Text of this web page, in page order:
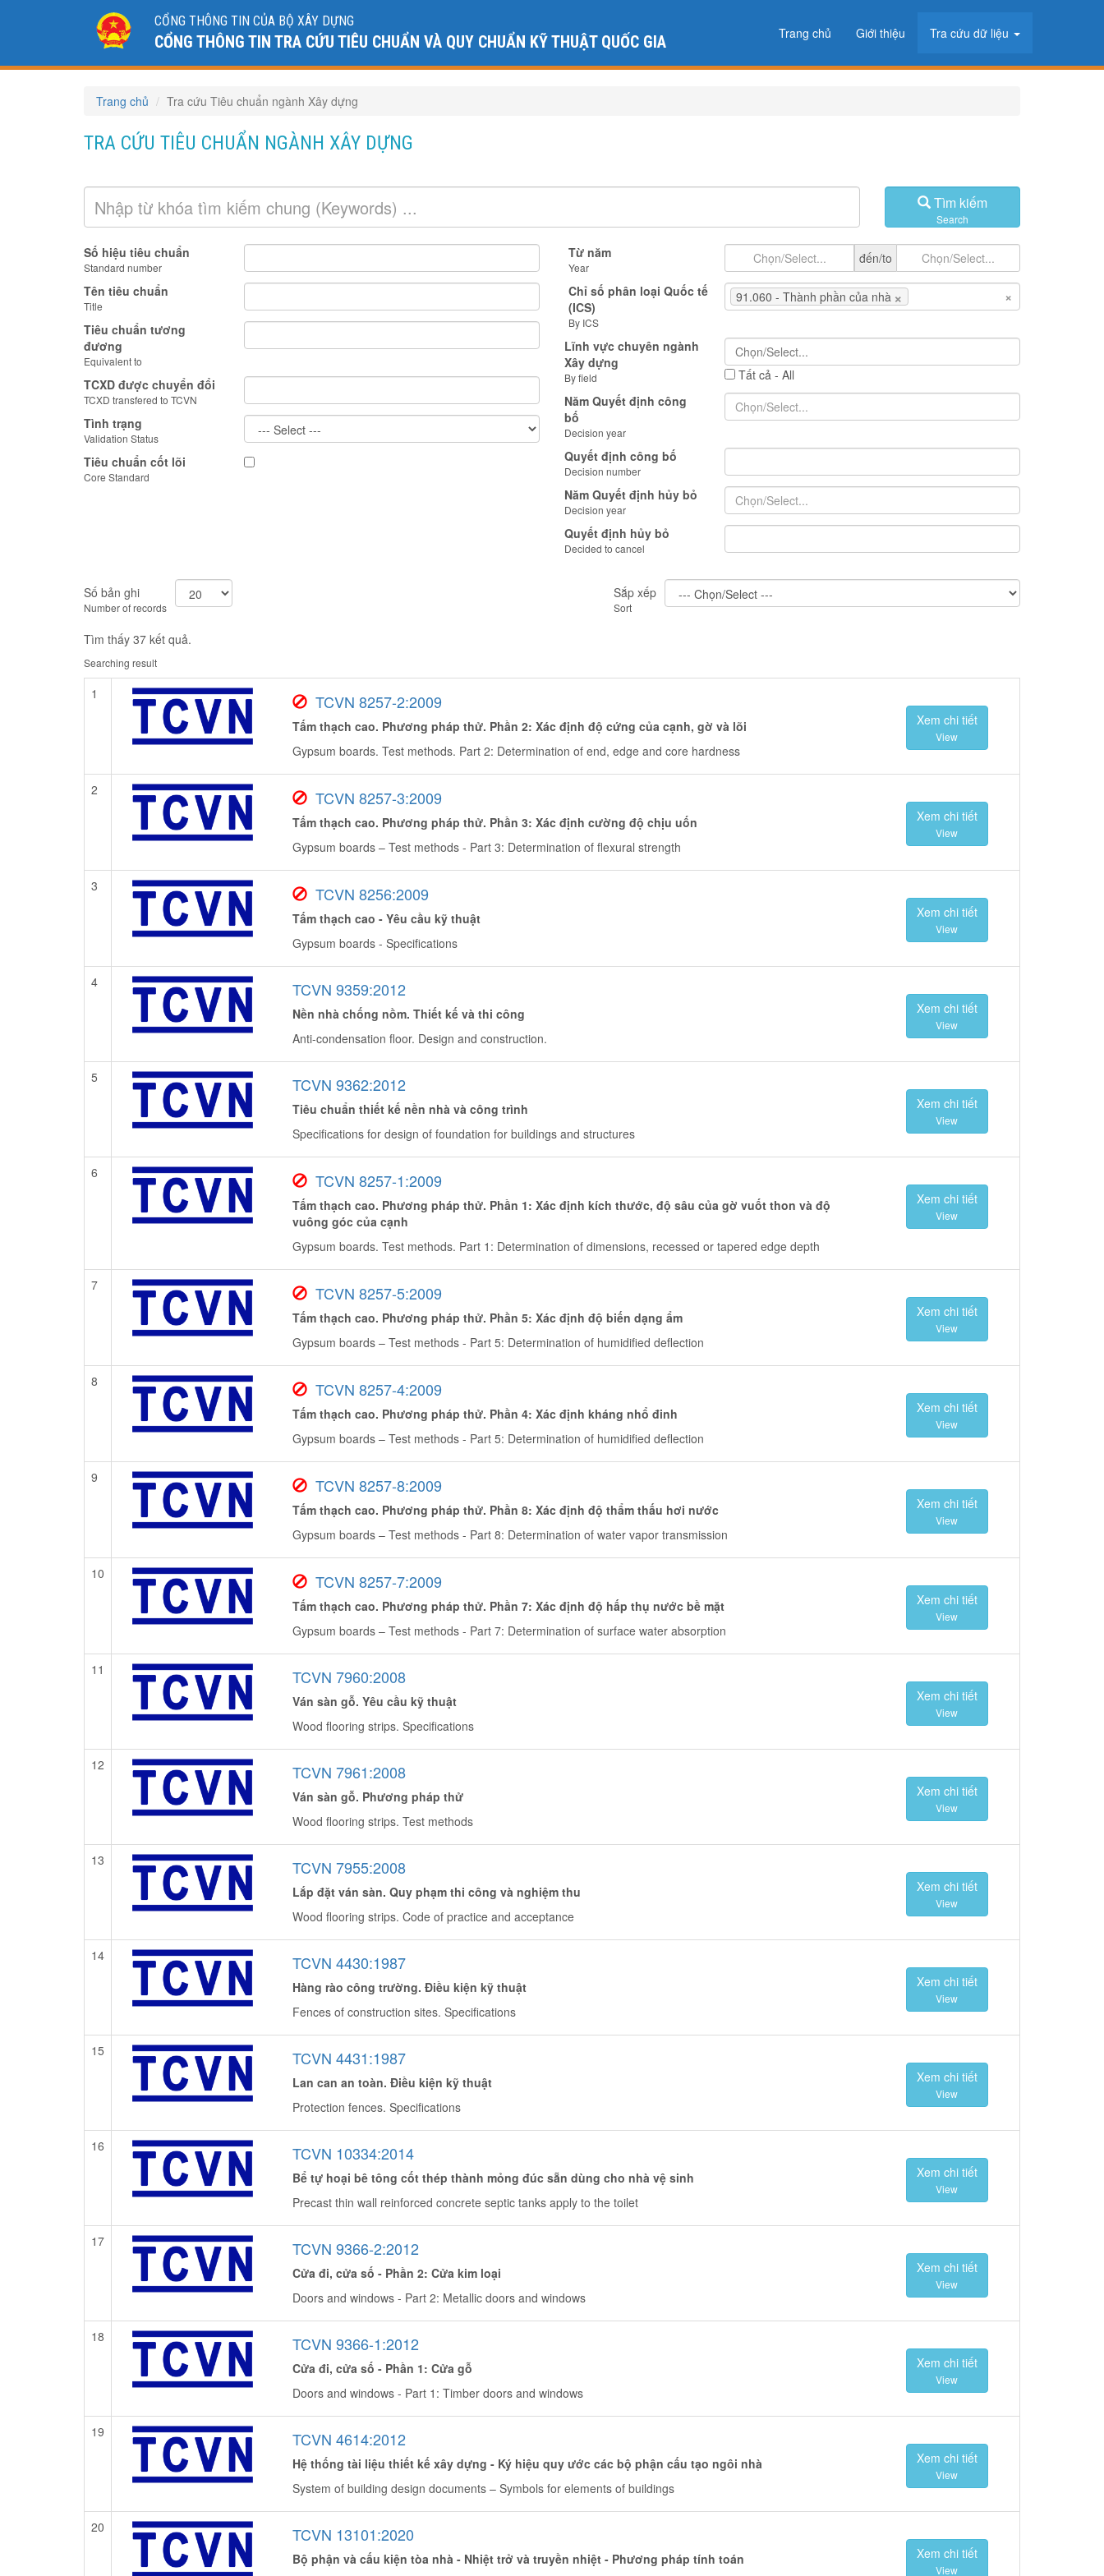
CỔNG THÔNG TIN CỦA BỘ XÂY DỰNG
CỔNG THÔNG TIN TRA CỨU TIÊU CHUẨN VÀ QUY CHUẨN KỸ THUẬT QUỐC GIA Trang chủ Giới thiệu Tra cứu dữ liệu
Trang chủ Tra cứu Tiêu chuẩn ngành Xây dựng
TRA CỨU TIÊU CHUẨN NGÀNH XÂY DỰNG
Tìm kiếm
Search
Số hiệu tiêu chuẩn
Standard number
Tên tiêu chuẩn
Title
Tiêu chuẩn tương
đương
Equivalent to
TCXD được chuyển đổi
TCXD transfered to TCVN
Tình trạng
Validation Status
Tiêu chuẩn cốt lõi
Core Standard
Từ năm
Year
đến/to
Chỉ số phân loại Quốc tế
(ICS)
By ICS
×
×
91.060 - Thành phần của nhà
Lĩnh vực chuyên ngành
Xây dựng
By field
Tất cả - All
Năm Quyết định công
bố
Decision year
Quyết định công bố
Decision number
Năm Quyết định hủy bỏ
Decision year
Quyết định hủy bỏ
Decided to cancel
Số bản ghi
Number of records
Sắp xếp
Sort
Tìm thấy 37 kết quả.
Searching result
1 TCVN 8257-2:2009
Tấm thạch cao. Phương pháp thử. Phần 2: Xác định độ cứng của cạnh, gờ và lõi
Gypsum boards. Test methods. Part 2: Determination of end, edge and core hardness
Xem chi tiết
View
2 TCVN 8257-3:2009
Tấm thạch cao. Phương pháp thử. Phần 3: Xác định cường độ chịu uốn
Gypsum boards – Test methods - Part 3: Determination of flexural strength
Xem chi tiết
View
3 TCVN 8256:2009
Tấm thạch cao - Yêu cầu kỹ thuật
Gypsum boards - Specifications
Xem chi tiết
View
4 TCVN 9359:2012
Nền nhà chống nồm. Thiết kế và thi công
Anti-condensation floor. Design and construction.
Xem chi tiết
View
5 TCVN 9362:2012
Tiêu chuẩn thiết kế nền nhà và công trình
Specifications for design of foundation for buildings and structures
Xem chi tiết
View
6 TCVN 8257-1:2009
Tấm thạch cao. Phương pháp thử. Phần 1: Xác định kích thước, độ sâu của gờ vuốt thon và độ
vuông góc của cạnh
Gypsum boards. Test methods. Part 1: Determination of dimensions, recessed or tapered edge depth
Xem chi tiết
View
7 TCVN 8257-5:2009
Tấm thạch cao. Phương pháp thử. Phần 5: Xác định độ biến dạng ẩm
Gypsum boards – Test methods - Part 5: Determination of humidified deflection
Xem chi tiết
View
8 TCVN 8257-4:2009
Tấm thạch cao. Phương pháp thử. Phần 4: Xác định kháng nhổ đinh
Gypsum boards – Test methods - Part 5: Determination of humidified deflection
Xem chi tiết
View
9 TCVN 8257-8:2009
Tấm thạch cao. Phương pháp thử. Phần 8: Xác định độ thẩm thấu hơi nước
Gypsum boards – Test methods - Part 8: Determination of water vapor transmission
Xem chi tiết
View
10 TCVN 8257-7:2009
Tấm thạch cao. Phương pháp thử. Phần 7: Xác định độ hấp thụ nước bề mặt
Gypsum boards – Test methods - Part 7: Determination of surface water absorption
Xem chi tiết
View
11 TCVN 7960:2008
Ván sàn gỗ. Yêu cầu kỹ thuật
Wood flooring strips. Specifications
Xem chi tiết
View
12 TCVN 7961:2008
Ván sàn gỗ. Phương pháp thử
Wood flooring strips. Test methods
Xem chi tiết
View
13 TCVN 7955:2008
Lắp đặt ván sàn. Quy phạm thi công và nghiệm thu
Wood flooring strips. Code of practice and acceptance
Xem chi tiết
View
14 TCVN 4430:1987
Hàng rào công trường. Điều kiện kỹ thuật
Fences of construction sites. Specifications
Xem chi tiết
View
15 TCVN 4431:1987
Lan can an toàn. Điều kiện kỹ thuật
Protection fences. Specifications
Xem chi tiết
View
16 TCVN 10334:2014
Bể tự hoại bê tông cốt thép thành mỏng đúc sẵn dùng cho nhà vệ sinh
Precast thin wall reinforced concrete septic tanks apply to the toilet
Xem chi tiết
View
17 TCVN 9366-2:2012
Cửa đi, cửa số - Phần 2: Cửa kim loại
Doors and windows - Part 2: Metallic doors and windows
Xem chi tiết
View
18 TCVN 9366-1:2012
Cửa đi, cửa số - Phần 1: Cửa gỗ
Doors and windows - Part 1: Timber doors and windows
Xem chi tiết
View
19 TCVN 4614:2012
Hệ thống tài liệu thiết kế xây dựng - Ký hiệu quy ước các bộ phận cấu tạo ngôi nhà
System of building design documents – Symbols for elements of buildings
Xem chi tiết
View
20 TCVN 13101:2020
Bộ phận và cấu kiện tòa nhà - Nhiệt trở và truyền nhiệt - Phương pháp tính toán
Xem chi tiết
View